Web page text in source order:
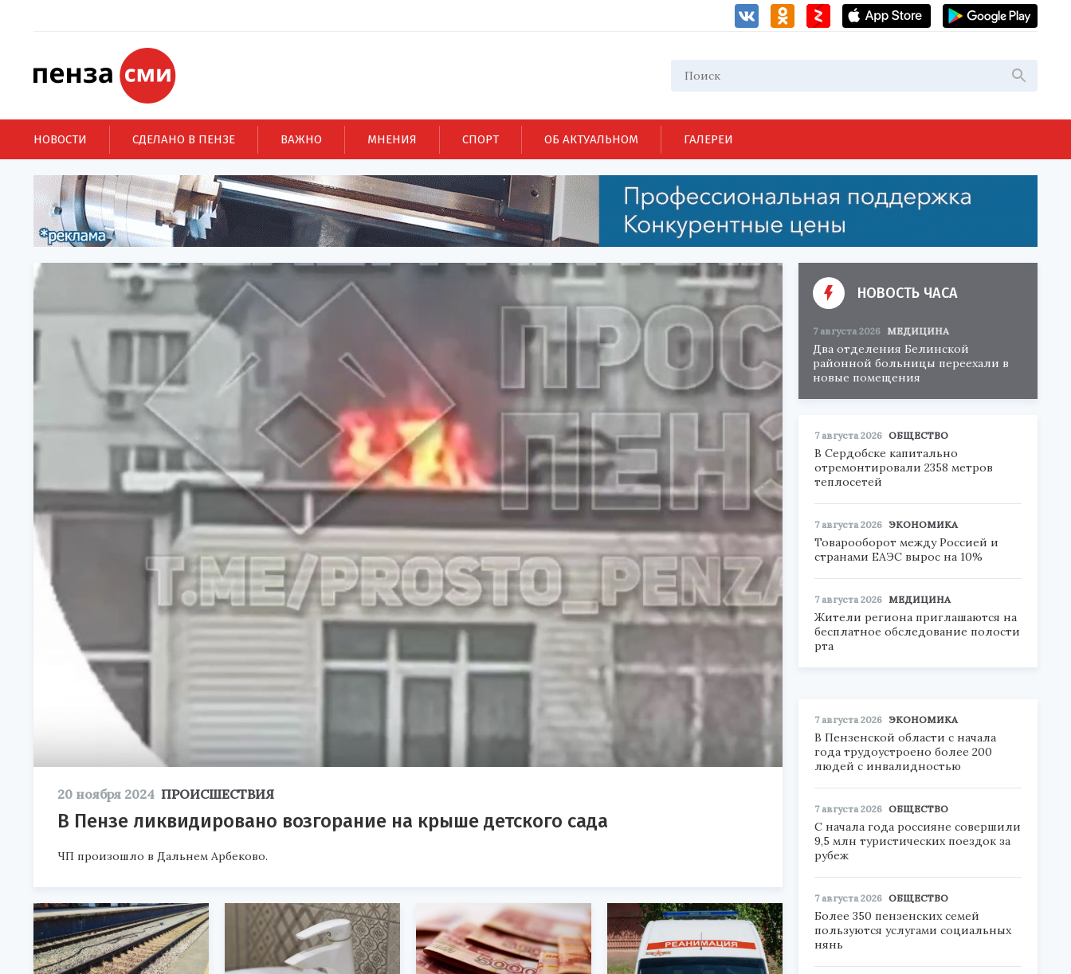
НОВОСТИ СДЕЛАНО В ПЕНЗЕ ВАЖНО МНЕНИЯ СПОРТ ОБ АКТУАЛЬНОМ ГАЛЕРЕИ
20 ноября 2024 ПРОИСШЕСТВИЯ
В Пензе ликвидировано возгорание на крыше детского сада
ЧП произошло в Дальнем Арбеково.
НОВОСТЬ ЧАСА
7 августа 2026 МЕДИЦИНА
Два отделения Белинской
районной больницы переехали в
новые помещения
7 августа 2026 ОБЩЕСТВО
В Сердобске капитально
отремонтировали 2358 метров
теплосетей
7 августа 2026 ЭКОНОМИКА
Товарооборот между Россией и
странами ЕАЭС вырос на 10%
7 августа 2026 МЕДИЦИНА
Жители региона приглашаются на
бесплатное обследование полости
рта
7 августа 2026 ЭКОНОМИКА
В Пензенской области с начала
года трудоустроено более 200
людей с инвалидностью
7 августа 2026 ОБЩЕСТВО
С начала года россияне совершили
9,5 млн туристических поездок за
рубеж
7 августа 2026 ОБЩЕСТВО
Более 350 пензенских семей
пользуются услугами социальных
нянь